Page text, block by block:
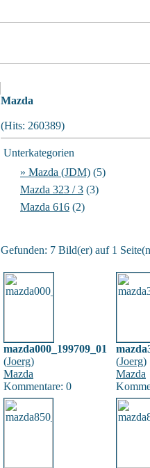
Mazda
(Hits: 260389)
Unterkategorien
» Mazda (JDM) (5)
Mazda 323 / 3 (3)
Mazda 616 (2)
Gefunden: 7 Bild(er) auf 1
mazda000_199709_01
(Joerg)
Mazda
Kommentare: 0
(Joerg)
Mazda